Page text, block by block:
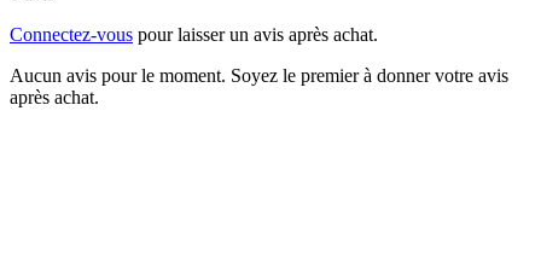
Connectez-vous pour laisser un avis après achat.
Aucun avis pour le moment. Soyez le premier à donner votre avis
après achat.